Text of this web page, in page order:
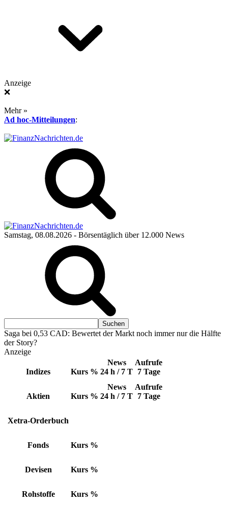
Anzeige
❌
Mehr »
Ad hoc-Mitteilungen:
Samstag, 08.08.2026 - Börsentäglich über 12.000 News
Saga bei 0,53 CAD: Bewertet der Markt noch immer nur die Hälfte
der Story?
Anzeige
Indizes Kurs %
News
24 h / 7 T
Aufrufe
7 Tage
Aktien Kurs %
News
24 h / 7 T
Aufrufe
7 Tage
Xetra-Orderbuch
Fonds Kurs %
Devisen Kurs %
Rohstoffe Kurs %